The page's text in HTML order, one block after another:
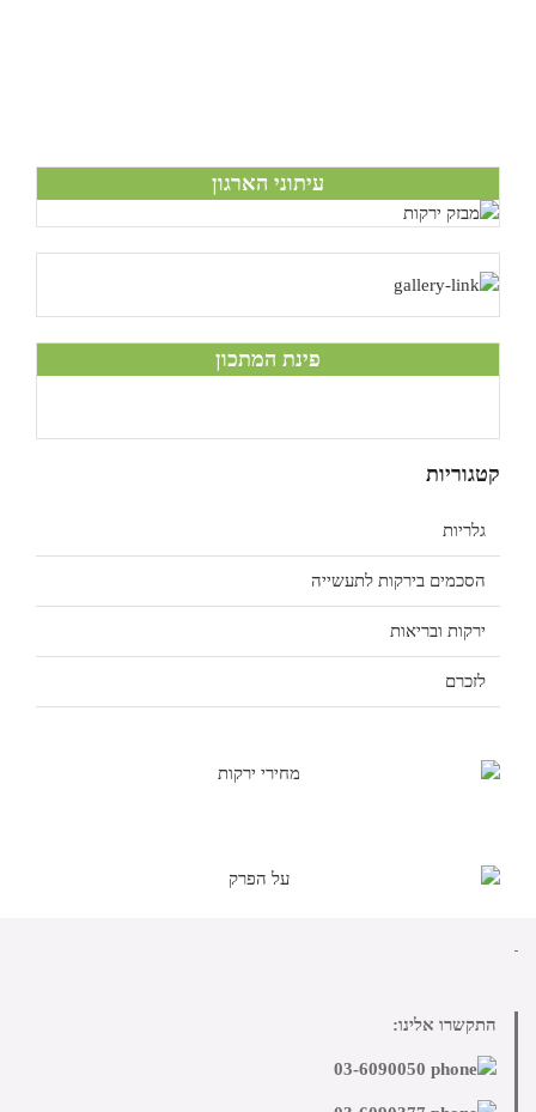
עיתוני הארגון
פינת המתכון
קטגוריות
גלריות
הסכמים בירקות לתעשייה
ירקות ובריאות
לזכרם
התקשרו אלינו: